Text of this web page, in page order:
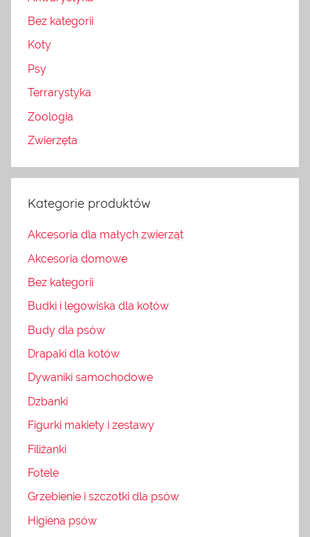
Bez kategorii
Koty
Psy
Terrarystyka
Zoologia
Zwierzęta
Kategorie produktów
Akcesoria dla małych zwierząt
Akcesoria domowe
Bez kategorii
Budki i legowiska dla kotów
Budy dla psów
Drapaki dla kotów
Dywaniki samochodowe
Dzbanki
Figurki makiety i zestawy
Filiżanki
Fotele
Grzebienie i szczotki dla psów
Higiena psów